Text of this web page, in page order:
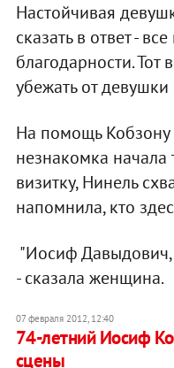
Настойчивая
сказать в ответ -
благодарности. Тот
убежать от девушки
На помощь
незнакомка
визитку, Нинель
напомнила, кто
"Иосиф Давыдович,
- сказала женщина.
07 февраля 2012, 12:40
74-летний Иосиф
сцены